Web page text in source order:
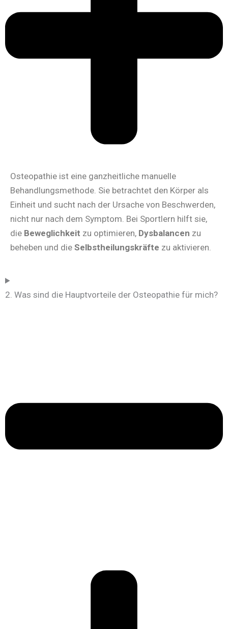
Osteopathie ist eine ganzheitliche manuelle
Behandlungsmethode. Sie betrachtet den Körper als
Einheit und sucht nach der Ursache von Beschwerden,
nicht nur nach dem Symptom. Bei Sportlern hilft sie,
die Beweglichkeit zu optimieren, Dysbalancen zu
beheben und die Selbstheilungskräfte zu aktivieren.
2. Was sind die Hauptvorteile der Osteopathie für mich?